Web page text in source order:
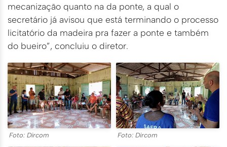
mecanização quanto na da ponte, a qual o
secretário já avisou que está terminando o processo
licitatório da madeira pra fazer a ponte e também
do bueiro”, concluiu o diretor.
Foto: Dircom Foto: Dircom